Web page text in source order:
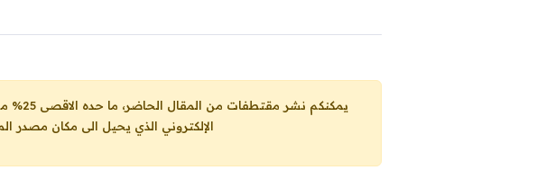
يمكنكم نشر مقتطفات من المقال الحاضر، ما حده الاقصى 25% من مجموع المقال، شرط: ذكر اسم المؤلف والناشر ووضع رابط
الإلكتروني الذي يحيل الى مكان مصدر